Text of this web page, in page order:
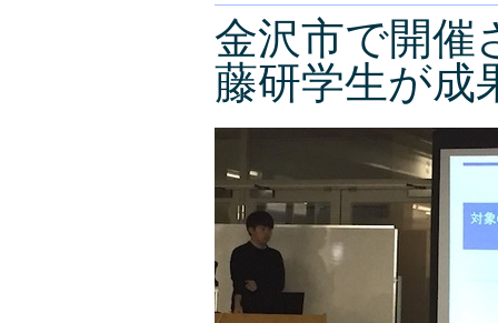
金沢市で開催
藤研学生が成